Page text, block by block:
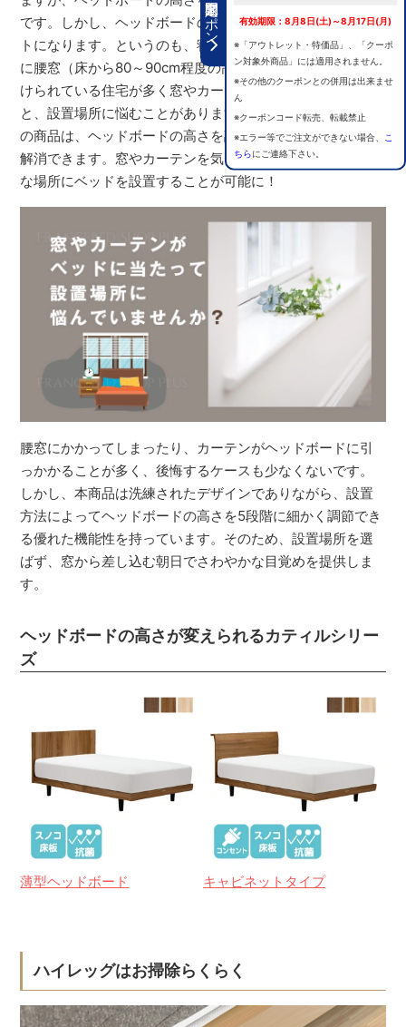
期間限定クーポン 有効期限：8月8日(土)～8月17日(月)
※「アウトレット・特価品」、「クーポ
ン対象外商品」には適用されません。
※その他のクーポンとの併用は出来ませ
ん
※クーポンコード転売、転載禁止
※エラー等でご注文ができない場合、
こ
ちらにご連絡下さい。
です。しかし、ヘッドボードの高さは意外と重要なポイン
トになります。というのも、寝室には採光と風通しのため
に腰窓（床から80～90cm程度の高さに設けられた窓）が設
けられている住宅が多く窓やカーテンにベッドが当たる
と、設置場所に悩むことがあります。フランスベッドのこ
の商品は、ヘッドボードの高さを調整できるため、問題を
解消できます。窓やカーテンを気にすることなく、理想的
な場所にベッドを設置することが可能に！
腰窓にかかってしまったり、カーテンがヘッドボードに引
っかかることが多く、後悔するケースも少なくないです。
しかし、本商品は洗練されたデザインでありながら、設置
方法によってヘッドボードの高さを5段階に細かく調節でき
る優れた機能性を持っています。そのため、設置場所を選
ばず、窓から差し込む朝日でさわやかな目覚めを提供しま
す。
ヘッドボードの高さが変えられるカティルシリー
ズ
薄型ヘッドボード キャビネットタイプ
ハイレッグはお掃除らくらく